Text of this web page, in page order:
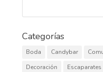
Categorías
Boda Candybar
Decoración
Escaparates